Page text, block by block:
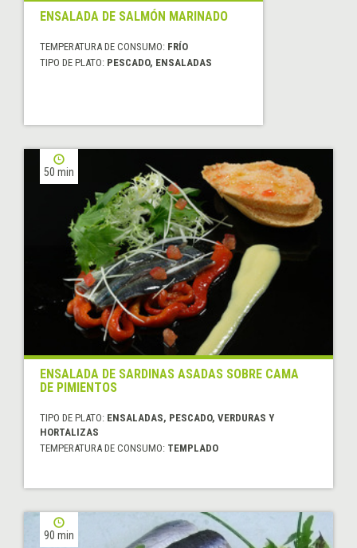
ENSALADA DE SALMÓN MARINADO
TEMPERATURA DE CONSUMO: FRÍO
TIPO DE PLATO: PESCADO, ENSALADAS
50 min
ENSALADA DE SARDINAS ASADAS SOBRE CAMA
DE PIMIENTOS
TIPO DE PLATO: ENSALADAS, PESCADO, VERDURAS Y
HORTALIZAS
TEMPERATURA DE CONSUMO: TEMPLADO
90 min